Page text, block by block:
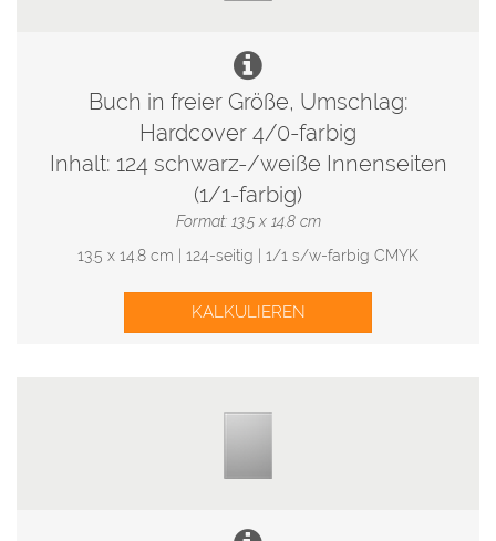
Buch in freier Größe, Umschlag:
Hardcover 4/0-farbig
Inhalt: 124 schwarz-/weiße Innenseiten
(1/1-farbig)
Format: 13.5 x 14.8 cm
13.5 x 14.8 cm | 124-seitig | 1/1 s/w-farbig CMYK
KALKULIEREN